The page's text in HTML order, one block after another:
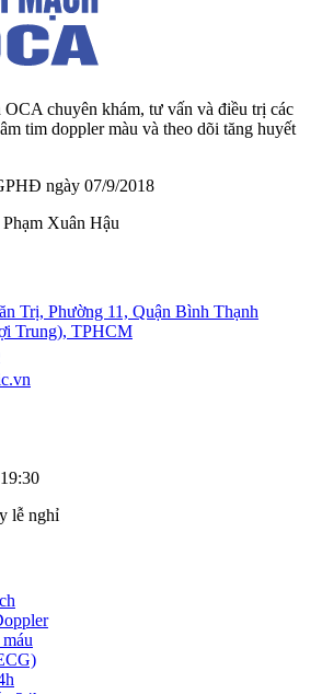
OCA chuyên khám, tư vấn và điều trị các
tim doppler màu và theo dõi tăng huyết
ngày 07/9/2018
Xuân Hậu
Trị, Phường 11, Quận Bình Thạnh
Trung), TPHCM
lễ nghỉ